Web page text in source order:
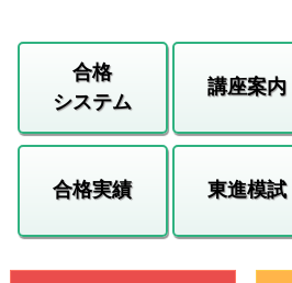
合格
システム
講座案内
合格実績 東進模試